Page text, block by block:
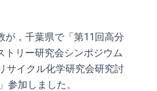
が，千葉県で「第11回高分
トリー研究会シンポジウム
サイクル化学研究会研究討
参加しました。